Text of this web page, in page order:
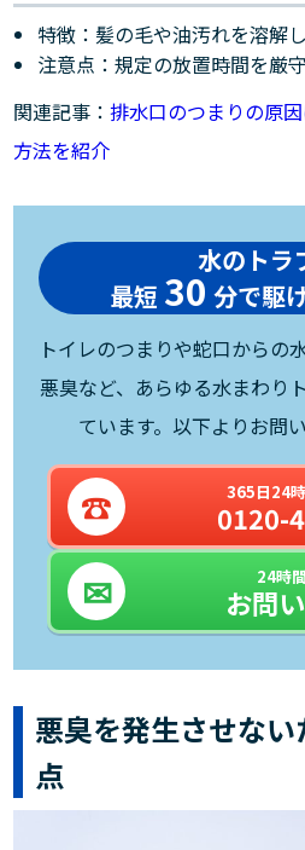
特徴：髪の毛や油汚れを溶解
注意点：規定の放置時間を厳
関連記事：排水口のつまりの原
方法を紹介
水のトラ
最短 30分で駆
トイレのつまりや蛇口からの
悪臭など、あらゆる水まわり
ています。以下よりお問
365日24
0120-
24時
お問
悪臭を発生させな
点